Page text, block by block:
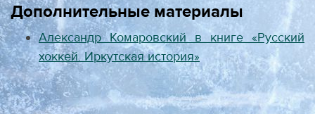
Дополнительные материалы
Александр Комаровский в книге «Русский
хоккей. Иркутская история»